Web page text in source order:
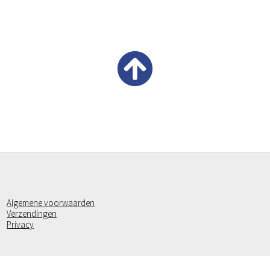
Algemene voorwaarden
Verzendingen
Privacy